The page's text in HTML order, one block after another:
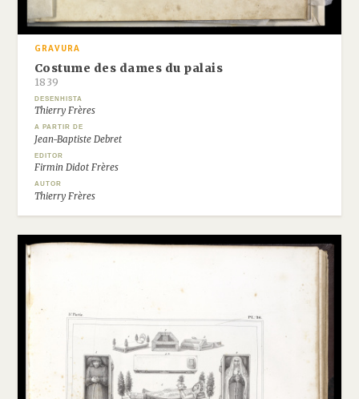
GRAVURA
Costume des dames du palais
1839
DESENHISTA
Thierry Frères
A PARTIR DE
Jean-Baptiste Debret
EDITOR
Firmin Didot Frères
AUTOR
Thierry Frères